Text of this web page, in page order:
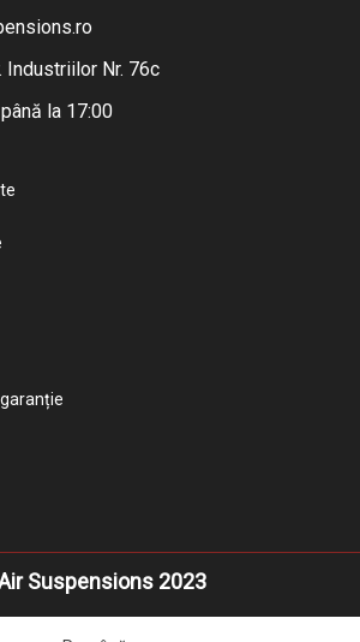
Industriilor Nr. 76c
la 17:00
Suspensions 2023